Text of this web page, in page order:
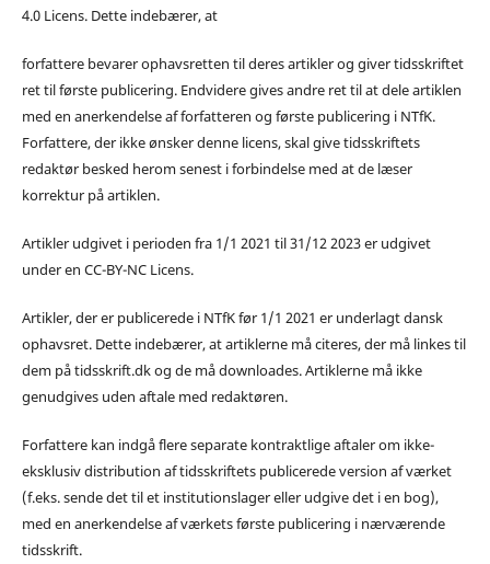
4.0 Licens. Dette indebærer, at
forfattere bevarer ophavsretten til deres artikler og giver tidsskriftet
ret til første publicering. Endvidere gives andre ret til at dele artiklen
med en anerkendelse af forfatteren og første publicering i NTfK.
Forfattere, der ikke ønsker denne licens, skal give tidsskriftets
redaktør besked herom senest i forbindelse med at de læser
korrektur på artiklen.
Artikler udgivet i perioden fra 1/1 2021 til 31/12 2023 er udgivet
under en CC-BY-NC Licens.
Artikler, der er publicerede i NTfK før 1/1 2021 er underlagt dansk
ophavsret. Dette indebærer, at artiklerne må citeres, der må linkes til
dem på tidsskrift.dk og de må downloades. Artiklerne må ikke
genudgives uden aftale med redaktøren.
Forfattere kan indgå flere separate kontraktlige aftaler om ikke-
eksklusiv distribution af tidsskriftets publicerede version af værket
(f.eks. sende det til et institutionslager eller udgive det i en bog),
med en anerkendelse af værkets første publicering i nærværende
tidsskrift.